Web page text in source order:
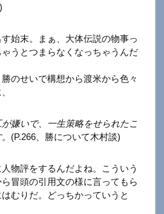
始末。まぁ、大体伝説の物事っ
うとつまらなくなっちゃうんだ
のせいで構想から渡米から色々
嫌いで、一生策略をせられたこ
(P.266、勝について木村談)
物評をするんだよね。こういう
冒頭の引用文の様に言ってもら
むりだ。どっちかっていうと